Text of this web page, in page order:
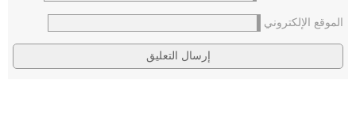
الموقع الإلكتروني